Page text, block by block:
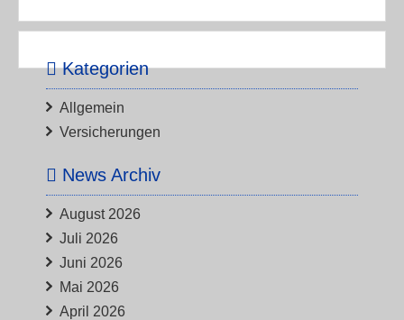
Kategorien
Allgemein
Versicherungen
News Archiv
August 2026
Juli 2026
Juni 2026
Mai 2026
April 2026